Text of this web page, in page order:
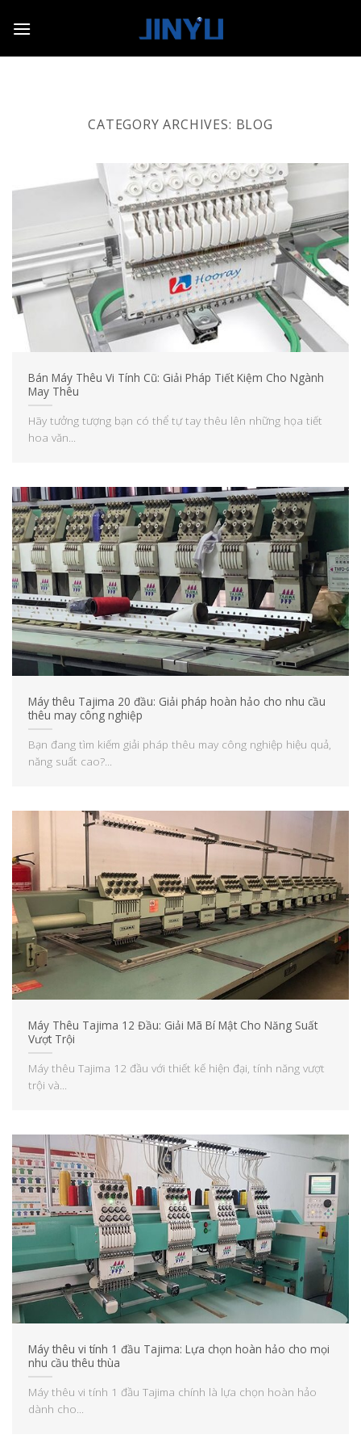
CATEGORY ARCHIVES: BLOG
Bán Máy Thêu Vi Tính Cũ: Giải Pháp Tiết Kiệm Cho Ngành
May Thêu
Hãy tưởng tượng bạn có thể tự tay thêu lên những họa tiết
hoa văn...
Máy thêu Tajima 20 đầu: Giải pháp hoàn hảo cho nhu cầu
thêu may công nghiệp
Bạn đang tìm kiếm giải pháp thêu may công nghiệp hiệu quả,
năng suất cao?...
Máy Thêu Tajima 12 Đầu: Giải Mã Bí Mật Cho Năng Suất
Vượt Trội
Máy thêu Tajima 12 đầu với thiết kế hiện đại, tính năng vượt
trội và...
Máy thêu vi tính 1 đầu Tajima: Lựa chọn hoàn hảo cho mọi
nhu cầu thêu thùa
Máy thêu vi tính 1 đầu Tajima chính là lựa chọn hoàn hảo
dành cho...